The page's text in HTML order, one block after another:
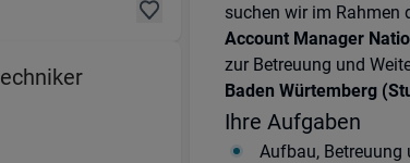
in 27232 Sulingen
suchen wir im Rahmen
Account Manager
zur Betreuung und
Baden Würtemberg
Ihre Aufgaben
Aufbau, Betreuung